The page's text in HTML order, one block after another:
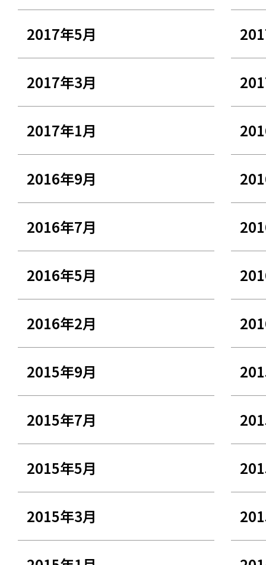
2017年5月
2017年3月
2017年1月
2016年9月
2016年7月
2016年5月
2016年2月
2015年9月
2015年7月
2015年5月
2015年3月